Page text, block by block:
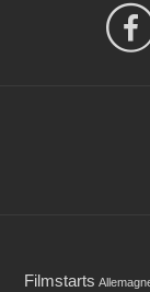
Filmstarts